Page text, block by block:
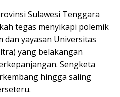
Sulawesi Tenggara
tegas menyikapi polemik
dan yayasan Universitas
yang belakangan
Sengketa
hingga saling